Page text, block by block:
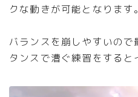
クな動きが可能となります。
バランスを崩しやすいの
タンスで漕ぐ練習をすると